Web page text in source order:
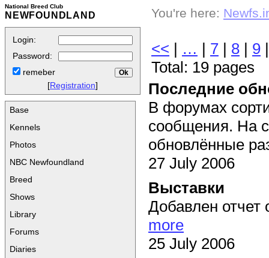
National Breed Club
NEWFOUNDLAND
Login:
Password:
remeber
[Registration]
Base
Kennels
Photos
NBC Newfoundland
Breed
Shows
Library
Forums
Diaries
You're here:
<< | … | 7 | 8 | 9
Total: 19 pages
Последние
В форумах
сообщения. На
обновлённые
27 July 2006
Выставки
Добавлен
more
25 July 2006